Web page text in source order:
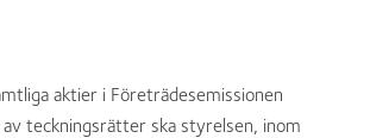
aktier i Företrädesemissionen
teckningsrätter ska styrelsen, inom